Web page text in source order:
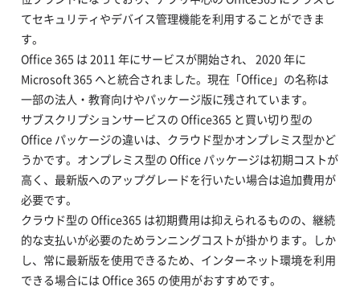
てセキュリティやデバイス管理機能を利用することができま
す。
Office 365 は 2011 年にサービスが開始され、 2020 年に
Microsoft 365 へと統合されました。現在「Office」の名称は
一部の法人・教育向けやパッケージ版に残されています。
サブスクリプションサービスの Office365 と買い切り型の
Office パッケージの違いは、クラウド型かオンプレミス型かど
うかです。オンプレミス型の Office パッケージは初期コストが
高く、最新版へのアップグレードを行いたい場合は追加費用が
必要です。
クラウド型の Office365 は初期費用は抑えられるものの、継続
的な支払いが必要のためランニングコストが掛かります。しか
し、常に最新版を使用できるため、インターネット環境を利用
できる場合には Office 365 の使用がおすすめです。